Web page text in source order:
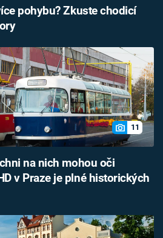
pohybu? Zkuste chodicí
11
na nich mohou oči
v Praze je plné historických